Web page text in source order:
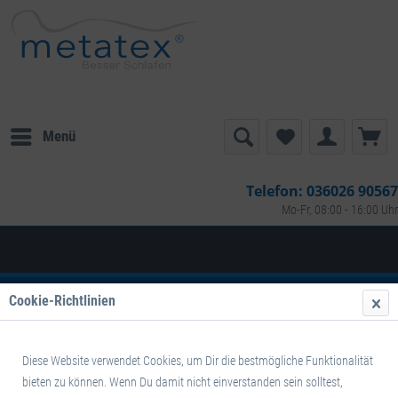
Menü
Telefon: 036026 90567
Mo-Fr, 08:00 - 16:00 Uhr
Datenschutz
Datenschutzerklärung
Cookie-Richtlinien
Diese Website verwendet Cookies, um Dir die bestmögliche Funktionalität
bieten zu können. Wenn Du damit nicht einverstanden sein solltest,